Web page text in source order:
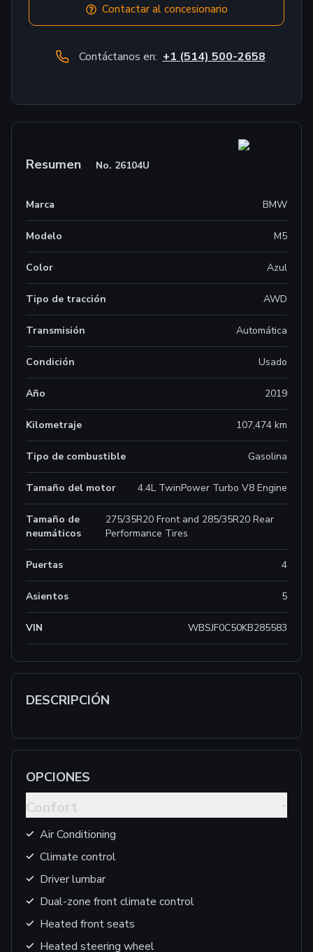
Contactar al concesionario
Contáctanos en: +1 (514) 500-2658
Resumen No. 26104U
Marca BMW
Modelo M5
Color Azul
Tipo de tracción AWD
Transmisión Automática
Condición Usado
Año 2019
Kilometraje 107,474 km
Tipo de combustible Gasolina
Tamaño del motor 4.4L TwinPower Turbo V8 Engine
Tamaño de
neumáticos
275/35R20 Front and 285/35R20 Rear
Performance Tires
Puertas 4
Asientos 5
VIN WBSJF0C50KB285583
DESCRIPCIÓN
OPCIONES
Confort -
Air Conditioning
Climate control
Driver lumbar
Dual-zone front climate control
Heated front seats
Heated steering wheel